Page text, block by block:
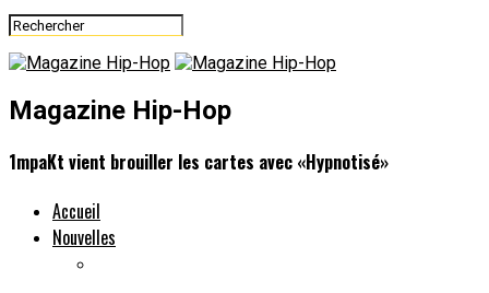
Magazine Hip-Hop
1mpaKt vient brouiller les cartes avec «Hypnotisé»
Accueil
Nouvelles